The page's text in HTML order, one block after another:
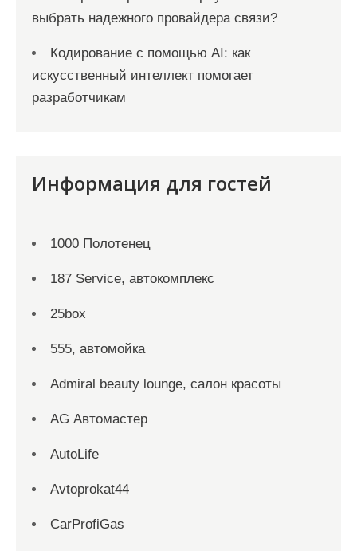
выбрать надежного провайдера связи?
Кодирование с помощью AI: как
искусственный интеллект помогает
разработчикам
Информация для гостей
1000 Полотенец
187 Service, автокомплекс
25box
555, автомойка
Admiral beauty lounge, салон красоты
AG Автомастер
AutoLife
Avtoprokat44
CarProfiGas